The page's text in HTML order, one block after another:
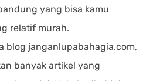
yang bisa kamu
relatif murah.
blog janganlupabahagia.com,
banyak artikel yang